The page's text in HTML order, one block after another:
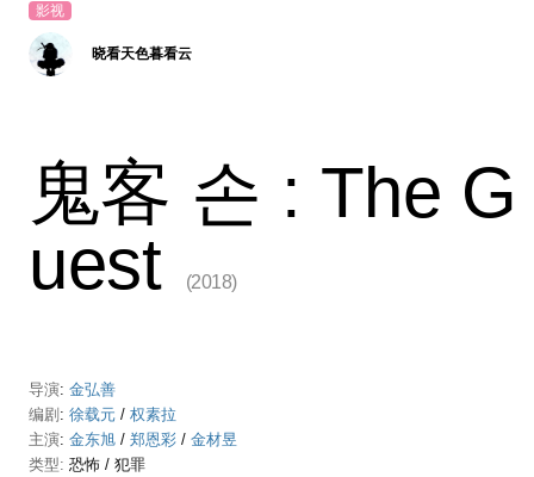
影视
晓看天色暮看云
鬼客 손 : The G
uest
(2018)
导演: 金弘善
编剧 : 徐载元 / 权素拉
主演: 金东旭 / 郑恩彩 / 金材昱
类型: 恐怖 / 犯罪